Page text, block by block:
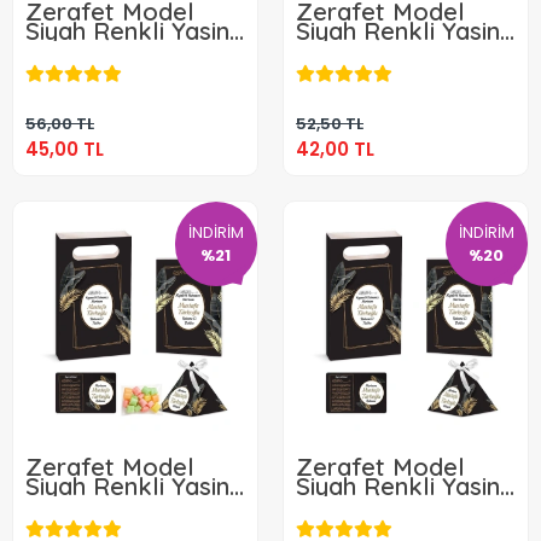
Zerafet Model
Siyah Renkli Yasin
Kitabı, Piramit
Külah, Mevlüt
Şekeri, Ayet-el
Karton Çanta ve
Tesbih
56,00 TL
45,00 TL
45,00 TL
Zerafet Model
Siyah Renkli Yasin
Kitabı, Piramit
Külah, Ayet-el
Kürsi Magnet,
Tesbih
52,50 TL
42,00 TL
42,00 TL
İNDİRİM
%21
Zerafet Model
Siyah Renkli Yasin
Kitabı, Piramit
Külah, Mevlüt
35,50 TL
İNDİRİM
%20
Zerafet Model
Siyah Renkli Yasin
Kitabı, Piramit
Külah, Ayet-el
28,00 TL